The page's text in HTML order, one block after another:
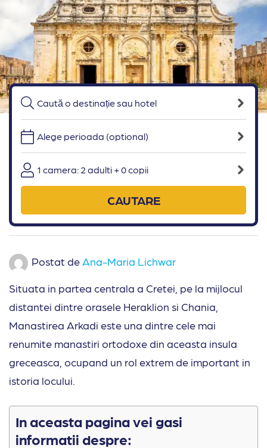
Alege perioada (optional)
1 camera: 2 adulti + 0 copii
CAUTARE
Postat de Ana-Maria Lichwar
Situata in partea centrala a Cretei, pe la mijlocul
distantei dintre orasele Heraklion si Chania,
Manastirea Arkadi este una dintre cele mai
renumite manastiri ortodoxe din aceasta insula
greceasca, ocupand un rol extrem de important in
istoria locului.
In aceasta pagina vei gasi
informatii despre: